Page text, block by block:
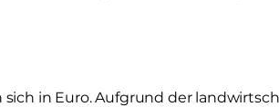
in Euro. Aufgrund der